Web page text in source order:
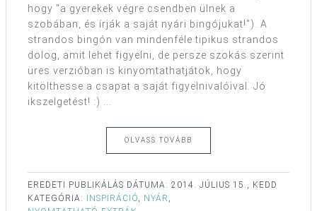
hogy "a gyerekek végre csendben ülnek a
szobában, és írják a saját nyári bingójukat!"). A
strandos bingón van mindenféle tipikus strandos
dolog, amit lehet figyelni, de persze szokás szerint
üres verzióban is kinyomtathatjátok, hogy
kitölthesse a csapat a saját figyelnivalóival. Jó
ikszelgetést! :) ...
OLVASS TOVÁBB
EREDETI PUBLIKÁLÁS DÁTUMA: 2014. JÚLIUS 15., KEDD
KATEGÓRIA:
INSPIRÁCIÓ, NYÁR ,